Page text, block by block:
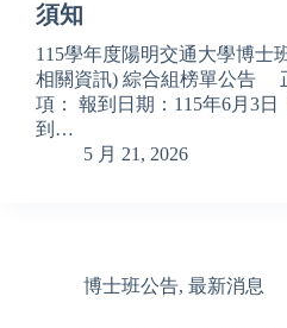
須知
115學年度陽明交通大學博士
相關資訊) 綜合組榜單公告
項： 報到日期：115年6月3日
到…
5 月 21, 2026
博士班公告, 最新消息